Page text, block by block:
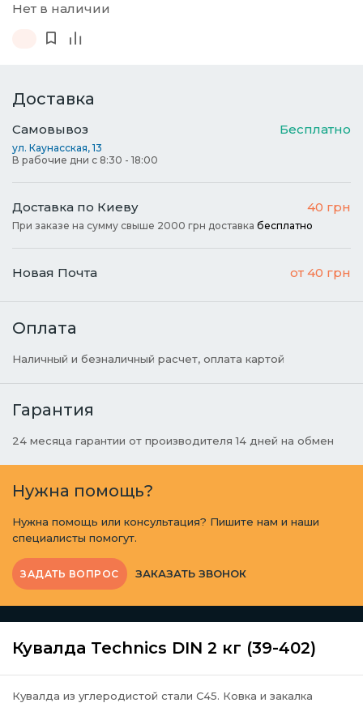
Нет в наличии
Доставка
Самовывоз Бесплатно
ул. Каунасская, 13
В рабочие дни с 8:30 - 18:00
Доставка по Киеву 40 грн
При заказе на сумму свыше 2000 грн доставка бесплатно
Новая Почта от 40 грн
Оплата
Наличный и безналичный расчет, оплата картой
Гарантия
24 месяца гарантии от производителя 14 дней на обмен
Нужна помощь?
Нужна помощь или консультация? Пишите нам и наши
специалисты помогут.
ЗАДАТЬ ВОПРОС ЗАКАЗАТЬ ЗВОНОК
Кувалда Technics DIN 2 кг (39-402)
Кувалда из углеродистой стали С45. Ковка и закалка